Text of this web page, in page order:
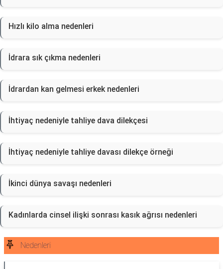
Hızlı kilo alma nedenleri
İdrara sık çıkma nedenleri
İdrardan kan gelmesi erkek nedenleri
İhtiyaç nedeniyle tahliye dava dilekçesi
İhtiyaç nedeniyle tahliye davası dilekçe örneği
İkinci dünya savaşı nedenleri
Kadınlarda cinsel ilişki sonrası kasık ağrısı nedenleri
Nedenleri